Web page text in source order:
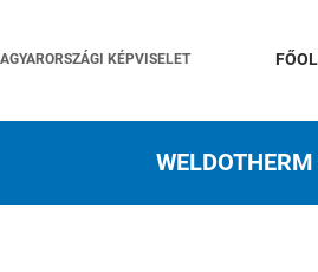
KÉPVISELET
WELDOTHERM